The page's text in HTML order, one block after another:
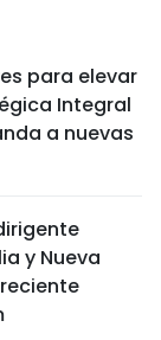
para elevar
Integral
a nuevas
y Nueva